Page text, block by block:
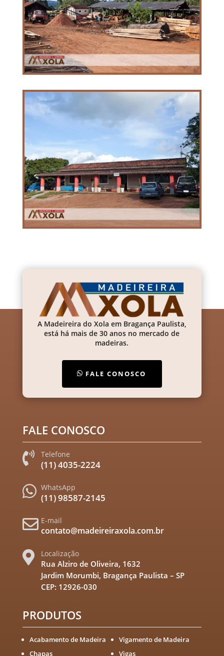
A Madeireira do Xola em Bragança Paulista,
está há mais de 30 anos no mercado de
madeiras.
FALE CONOSCO
FALE CONOSCO
 Telefone
(11) 4035-2224
 WhatsApp
(11) 98587-2145
 E-mail
contato@madeireiraxola.com.br
 Localização
Rua Alziro de Oliveira, 1632
Jardim Morumbi, Bragança Paulista – SP
CEP: 12926-030
PRODUTOS
Acabamento de Madeira
Chapas
Vigamento de Madeira
Vigas